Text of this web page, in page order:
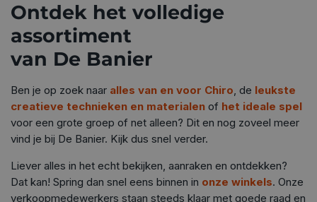
Ontdek het volledige
assortiment
van De Banier
Ben je op zoek naar alles van en voor Chiro, de leukste
creatieve technieken en materialen of het ideale spel
voor een grote groep of net alleen? Dit en nog zoveel meer
vind je bij De Banier. Kijk dus snel verder.
Liever alles in het echt bekijken, aanraken en ontdekken?
Dat kan! Spring dan snel eens binnen in onze winkels. Onze
verkoopmedewerkers staan steeds klaar met goede raad en